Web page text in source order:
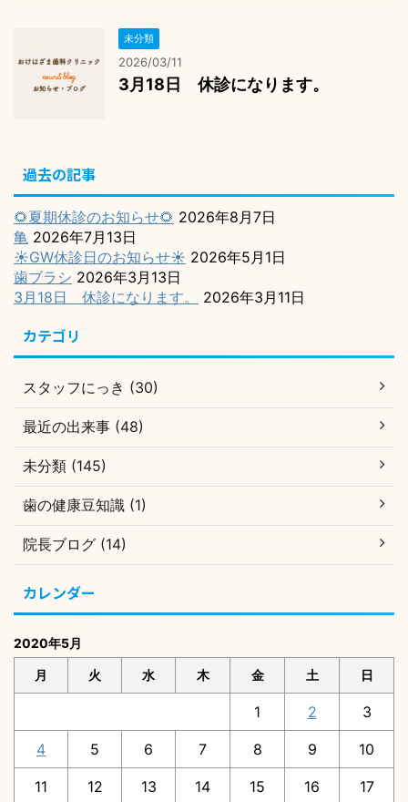
未分類
2026/03/11
3月18日 休診になります。
過去の記事
🌻夏期休診のお知らせ🌻 2026年8月7日
亀 2026年7月13日
☀️GW休診日のお知らせ☀️ 2026年5月1日
歯ブラシ 2026年3月13日
3月18日 休診になります。
2026年3月11日
カテゴリ
スタッフにっき (30)
最近の出来事 (48)
未分類 (145)
歯の健康豆知識 (1)
院長ブログ (14)
カレンダー
2020年5月
月 火 水 木 金 土 日
1 2 3
4 5 6 7 8 9 10
11 12 13 14 15 16 17